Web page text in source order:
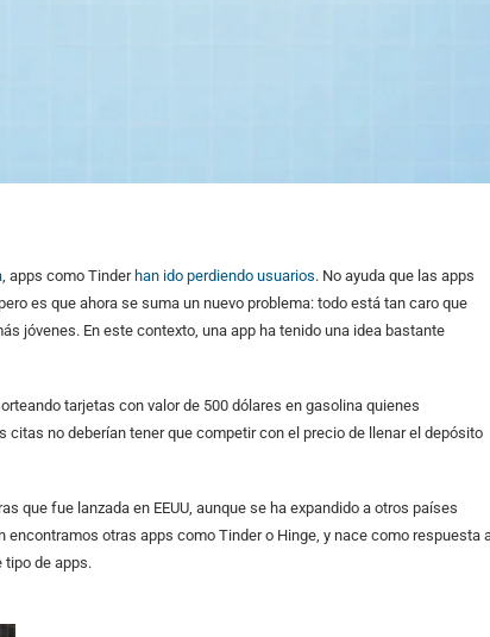
, apps como Tinder han ido perdiendo usuarios. No ayuda que las apps
es que ahora se suma un nuevo problema: todo está tan caro que
jóvenes. En este contexto, una app ha tenido una idea bastante
tarjetas con valor de 500 dólares en gasolina quienes
no deberían tener que competir con el precio de llenar el depósito
que fue lanzada en EEUU, aunque se ha expandido a otros países
otras apps como Tinder o Hinge, y nace como respuesta
de apps.